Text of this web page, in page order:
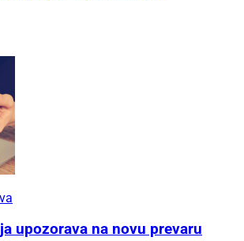
upozorava na novu prevaru